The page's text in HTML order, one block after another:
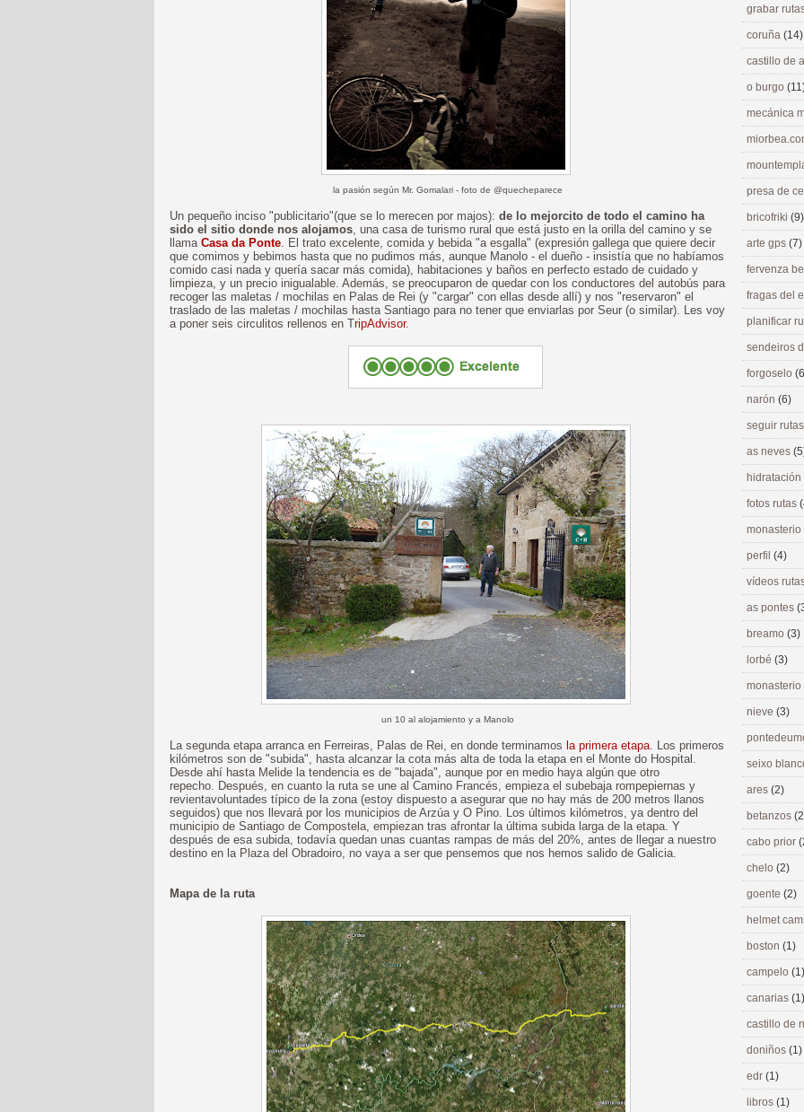
la pasión según Mr. Gomalari - foto de @quecheparece
Un pequeño inciso "publicitario"(que se lo merecen por majos): de lo mejorcito de todo el camino ha
sido el sitio donde nos alojamos, una casa de turismo rural que está justo en la orilla del camino y se
llama Casa da Ponte. El trato excelente, comida y bebida "a esgalla" (expresión gallega que quiere decir
que comimos y bebimos hasta que no pudimos más, aunque Manolo - el dueño - insistía que no habíamos
comido casi nada y quería sacar más comida), habitaciones y baños en perfecto estado de cuidado y
limpieza, y un precio inigualable. Además, se preocuparon de quedar con los conductores del autobús para
recoger las maletas / mochilas en Palas de Rei (y "cargar" con ellas desde allí) y nos "reservaron" el
traslado de las maletas / mochilas hasta Santiago para no tener que enviarlas por Seur (o similar). Les voy
a poner seis circulitos rellenos en TripAdvisor.
un 10 al alojamiento y a Manolo
La segunda etapa arranca en Ferreiras, Palas de Rei, en donde terminamos la primera etapa. Los primeros
kilómetros son de "subida", hasta alcanzar la cota más alta de toda la etapa en el Monte do Hospital.
Desde ahí hasta Melide la tendencia es de "bajada", aunque por en medio haya algún que otro
repecho. Después, en cuanto la ruta se une al Camino Francés, empieza el subebaja rompepiernas y
revientavoluntades típico de la zona (estoy dispuesto a asegurar que no hay más de 200 metros llanos
seguidos) que nos llevará por los municipios de Arzúa y O Pino. Los últimos kilómetros, ya dentro del
municipio de Santiago de Compostela, empiezan tras afrontar la última subida larga de la etapa. Y
después de esa subida, todavía quedan unas cuantas rampas de más del 20%, antes de llegar a nuestro
destino en la Plaza del Obradoiro, no vaya a ser que pensemos que nos hemos salido de Galicia.
Mapa de la ruta
grabar
coruña (14)
castillo de
o burgo
mecánica
presa de
bricofriki (9)
arte gps (7)
fervenza
fragas del
planificar
sendeiros
forgoselo
narón (6)
seguir
as neves
hidratación
fotos rutas
perfil (4)
vídeos
as pontes
breamo (3)
lorbé (3)
nieve (3)
seixo
ares (2)
betanzos
cabo prior
chelo (2)
goente (2)
helmet
boston (1)
campelo (1)
canarias (1)
castillo de
doniños (1)
edr (1)
libros (1)